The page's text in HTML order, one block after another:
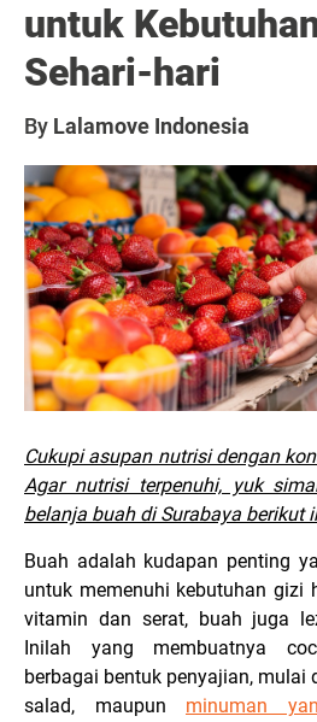
untuk
Sehari-hari
By Lalamove Indonesia
Cukupi asupan nutrisi dengan
Agar nutrisi terpenuhi, yuk
belanja buah di Surabaya berikut
Buah adalah kudapan penting
untuk memenuhi kebutuhan gizi
vitamin dan serat, buah juga
Inilah yang membuatnya
berbagai bentuk penyajian, mulai
salad, maupun minuman